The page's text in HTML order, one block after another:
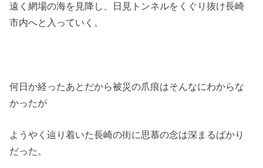
遠く網場の海を見降し、日見トンネルをくぐり抜け長崎
市内へと入っていく。
何日か経ったあとだから被災の爪痕はそんなにわからな
かったが
ようやく辿り着いた長崎の街に思慕の念は深まるばかり
だった。